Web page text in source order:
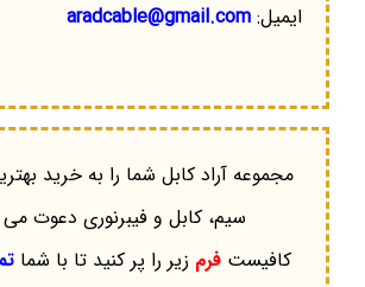
ایمیل: aradcable@gmail.com
مجموعه آراد کابل شما را به خرید
سیم، کابل و فیبرنوری دعوت می
کافیستفرم زیر را پر کنید تا با شما